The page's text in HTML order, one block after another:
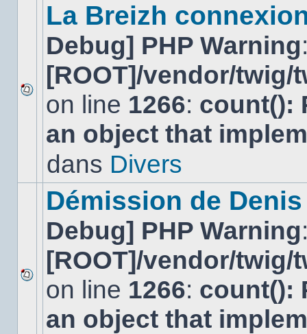
Aucun
nouveau
message
non-
dans
La Breizh
Debug] PHP Warning
[ROOT]/vendor/
on line 1266: count():
an object that
dans Divers
Aucun
nouveau
message
non-
Démission de
Debug] PHP Warning
[ROOT]/vendor/
on line 1266: count():
an object that